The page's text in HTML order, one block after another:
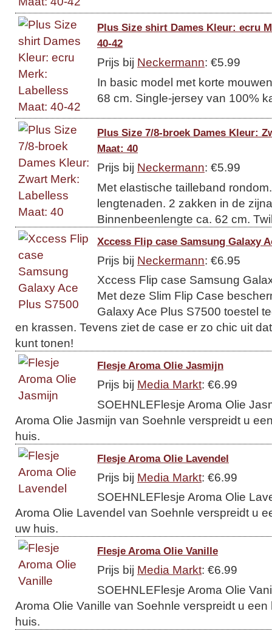
Plus Size shirt Dames Kleur: ecru
40-42
Prijs bij Neckermann: €5.99
In basic model met korte
68 cm. Single-jersey van 100%
Plus Size 7/8-broek Dames Kleur:
Maat: 40
Prijs bij Neckermann: €5.99
Met elastische tailleband
lengtenaden. 2 zakken in de
Binnenbeenlengte ca. 62 cm.
Xccess Flip case Samsung Galaxy
Prijs bij Neckermann: €6.95
Xccess Flip case Samsung
Met deze Slim Flip Case
Galaxy Ace Plus S7500 toestel
en krassen. Tevens ziet de case er zo chic uit
kunt tonen!
Flesje Aroma Olie Jasmijn
Prijs bij Media Markt: €6.99
SOEHNLEFlesje Aroma Olie
Aroma Olie Jasmijn van Soehnle verspreidt u
huis.
Flesje Aroma Olie Lavendel
Prijs bij Media Markt: €6.99
SOEHNLEFlesje Aroma Olie
Aroma Olie Lavendel van Soehnle verspreidt u
uw huis.
Flesje Aroma Olie Vanille
Prijs bij Media Markt: €6.99
SOEHNLEFlesje Aroma Olie
Aroma Olie Vanille van Soehnle verspreidt u
huis.